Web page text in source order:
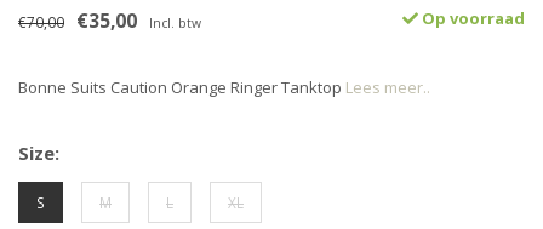
€70,00 €35,00 Incl. btw Op voorraad
Bonne Suits Caution Orange Ringer Tanktop Lees meer..
Size:
S M L XL